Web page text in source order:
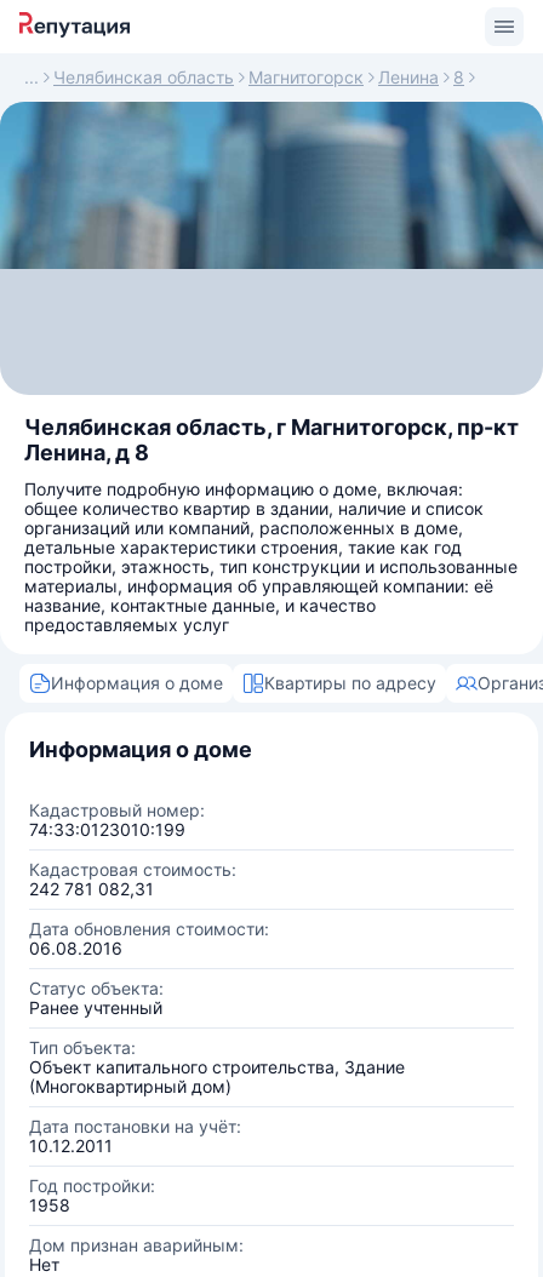
Челябинская область Магнитогорск Ленина 8
Челябинская область, г Магнитогорск, пр-кт
Ленина, д 8
Получите подробную информацию о доме, включая:
общее количество квартир в здании, наличие и список
организаций или компаний, расположенных в доме,
детальные характеристики строения, такие как год
постройки, этажность, тип конструкции и использованные
материалы, информация об управляющей компании: её
название, контактные данные, и качество
предоставляемых услуг
Информация о доме Квартиры по адресу
Информация о доме
Кадастровый номер:
74:33:0123010:199
Кадастровая стоимость:
242 781 082,31
Дата обновления стоимости:
06.08.2016
Статус объекта:
Ранее учтенный
Тип объекта:
Объект капитального строительства, Здание
(Многоквартирный дом)
Дата постановки на учёт:
10.12.2011
Год постройки:
1958
Дом признан аварийным:
Нет